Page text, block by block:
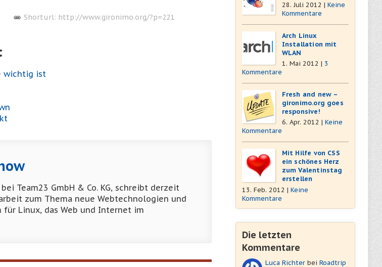
Shorturl: http://www.gironimo.org/?p=221
wichtig ist
Team23 GmbH & Co. KG, schreibt derzeit
zum Thema neue Webtechnologien und
Linux, das Web und Internet im
28. Juli 2012 | Keine
Kommentare
Arch Linux
Installation mit
WLAN
1. Mai 2012 | 3
Kommentare
Fresh and new –
gironimo.org goes
responsive!
6. Apr. 2012 | Keine
Kommentare
Mit Hilfe von CSS
ein schönes Herz
zum Valentinstag
erstellen
13. Feb. 2012 | Keine
Kommentare
Die letzten
Kommentare
Luca Richter beiRoadtrip